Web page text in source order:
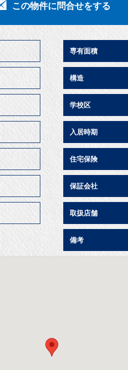
この物件に問合せをする
専有面積
構造
学校区
入居時期
住宅保険
保証会社
取扱店舗
備考